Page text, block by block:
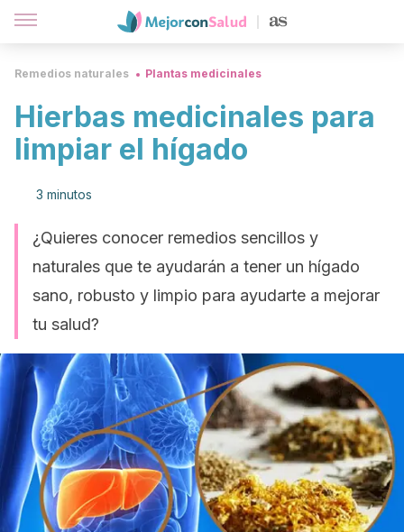
Remedios naturales Plantas medicinales
Hierbas medicinales para
limpiar el hígado
3 minutos
¿Quieres conocer remedios sencillos y
naturales que te ayudarán a tener un hígado
sano, robusto y limpio para ayudarte a mejorar
tu salud?